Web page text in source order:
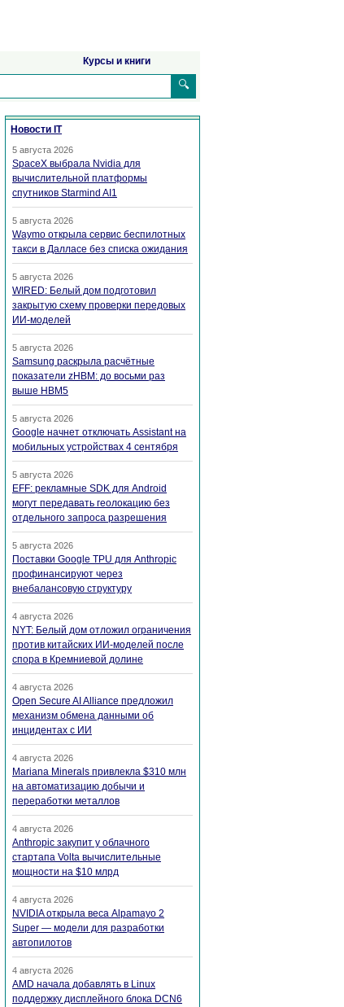
Курсы и книги
🔍
Новости IT
5 августа 2026
SpaceX выбрала Nvidia для
вычислительной платформы
спутников Starmind AI1
5 августа 2026
Waymo открыла сервис беспилотных
такси в Далласе без списка ожидания
5 августа 2026
WIRED: Белый дом подготовил
закрытую схему проверки передовых
ИИ-моделей
5 августа 2026
Samsung раскрыла расчётные
показатели zHBM: до восьми раз
выше HBM5
5 августа 2026
Google начнет отключать Assistant на
мобильных устройствах 4 сентября
5 августа 2026
EFF: рекламные SDK для Android
могут передавать геолокацию без
отдельного запроса разрешения
5 августа 2026
Поставки Google TPU для Anthropic
профинансируют через
внебалансовую структуру
4 августа 2026
NYT: Белый дом отложил ограничения
против китайских ИИ-моделей после
спора в Кремниевой долине
4 августа 2026
Open Secure AI Alliance предложил
механизм обмена данными об
инцидентах с ИИ
4 августа 2026
Mariana Minerals привлекла $310 млн
на автоматизацию добычи и
переработки металлов
4 августа 2026
Anthropic закупит у облачного
стартапа Volta вычислительные
мощности на $10 млрд
4 августа 2026
NVIDIA открыла веса Alpamayo 2
Super — модели для разработки
автопилотов
4 августа 2026
AMD начала добавлять в Linux
поддержку дисплейного блока DCN6